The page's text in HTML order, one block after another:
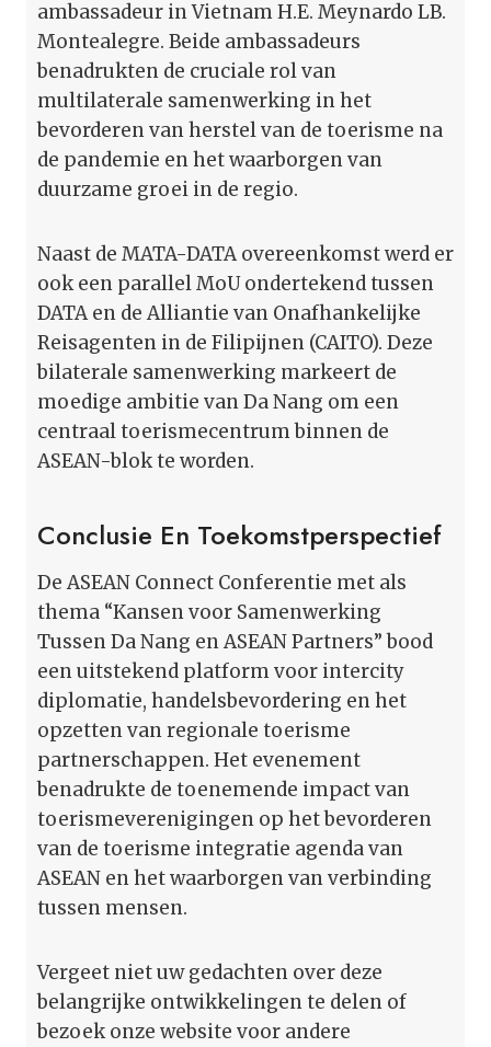
ambassadeur in Vietnam H.E. Meynardo LB.
Montealegre. Beide ambassadeurs
benadrukten de cruciale rol van
multilaterale samenwerking in het
bevorderen van herstel van de toerisme na
de pandemie en het waarborgen van
duurzame groei in de regio.
Naast de MATA-DATA overeenkomst werd er
ook een parallel MoU ondertekend tussen
DATA en de Alliantie van Onafhankelijke
Reisagenten in de Filipijnen (CAITO). Deze
bilaterale samenwerking markeert de
moedige ambitie van Da Nang om een
centraal toerismecentrum binnen de
ASEAN-blok te worden.
Conclusie En Toekomstperspectief
De ASEAN Connect Conferentie met als
thema “Kansen voor Samenwerking
Tussen Da Nang en ASEAN Partners” bood
een uitstekend platform voor intercity
diplomatie, handelsbevordering en het
opzetten van regionale toerisme
partnerschappen. Het evenement
benadrukte de toenemende impact van
toerismeverenigingen op het bevorderen
van de toerisme integratie agenda van
ASEAN en het waarborgen van verbinding
tussen mensen.
Vergeet niet uw gedachten over deze
belangrijke ontwikkelingen te delen of
bezoek onze website voor andere